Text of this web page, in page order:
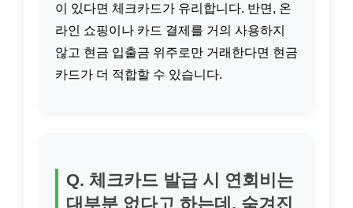
이 있다면 체크카드가 유리합니다. 반면, 온
라인 쇼핑이나 카드 결제를 거의 사용하지
않고 현금 입출금 위주로만 거래한다면 현금
카드가 더 적합할 수 있습니다.
Q. 체크카드 발급 시 연회비는
대부분 없다고 하는데, 숨겨진